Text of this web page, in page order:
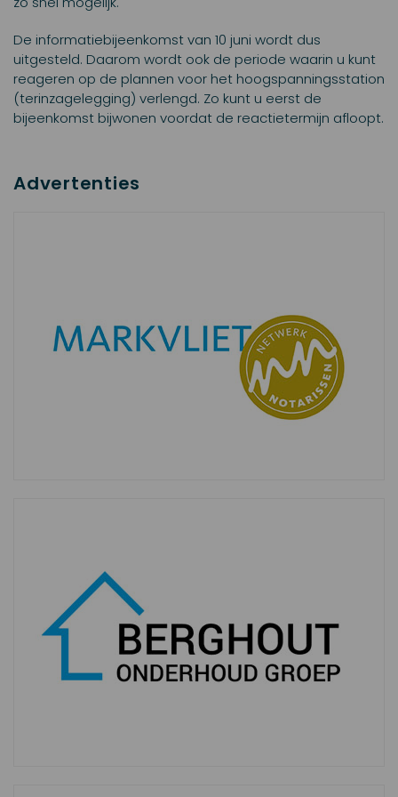
De informatiebijeenkomst van 10 juni wordt dus
uitgesteld. Daarom wordt ook de periode waarin u kunt
reageren op de plannen voor het hoogspanningsstation
(terinzagelegging) verlengd. Zo kunt u eerst de
bijeenkomst bijwonen voordat de reactietermijn afloopt.
Advertenties